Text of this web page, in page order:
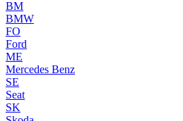
BM
BMW
FO
Ford
ME
Mercedes Benz
SE
Seat
SK